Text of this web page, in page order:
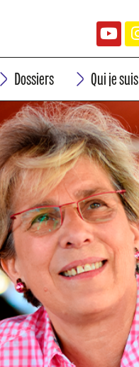
Dossiers Qui je suis